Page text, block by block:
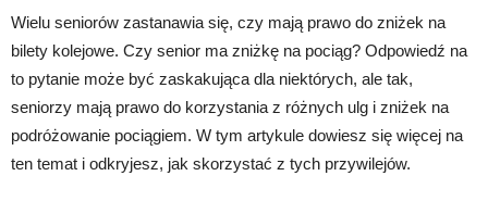
Wielu seniorów zastanawia się, czy mają prawo do zniżek na
bilety kolejowe. Czy senior ma zniżkę na pociąg? Odpowiedź na
to pytanie może być zaskakująca dla niektórych, ale tak,
seniorzy mają prawo do korzystania z różnych ulg i zniżek na
podróżowanie pociągiem. W tym artykule dowiesz się więcej na
ten temat i odkryjesz, jak skorzystać z tych przywilejów.